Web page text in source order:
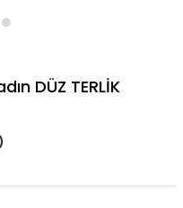
DÜZ TERLİK